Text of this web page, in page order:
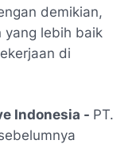
demikian,
yang lebih baik
di
Indonesia - PT.